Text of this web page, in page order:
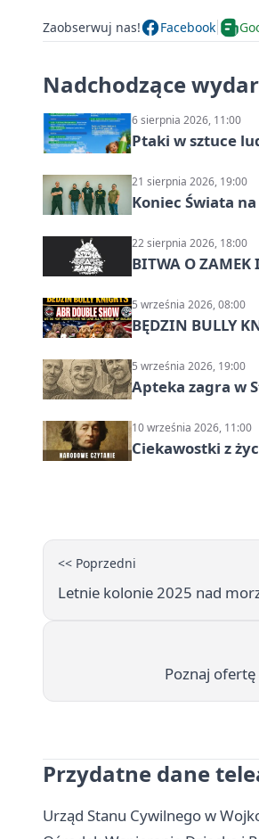
Zaobserwuj nas! Facebook
Nadchodzące
6 sierpnia 2026, 11:00
Ptaki w sztuce
21 sierpnia 2026, 19:00
Koniec Świata
22 sierpnia 2026, 18:00
BITWA O
5 września 2026, 08:00
BĘDZIN BULLY
5 września 2026, 19:00
Apteka zagra w
10 września 2026, 11:00
Ciekawostki z
<< Poprzedni
Letnie kolonie 2025 nad
Poznaj
Przydatne dane
Urząd Stanu Cywilnego w